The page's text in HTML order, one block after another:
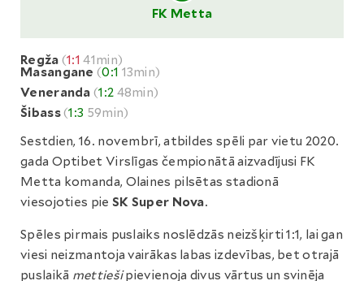
FK Metta
Regža (1:1 41min)
Masangane (0:1 13min)
Veneranda (1:2 48min)
Šibass(1:3 59min)
Sestdien, 16. novembrī, atbildes spēli par vietu 2020.
gada Optibet Virslīgas čempionātā aizvadījusi FK
Metta komanda, Olaines pilsētas stadionā
viesojoties pie SK Super Nova.
Spēles pirmais puslaiks noslēdzās neizšķirti 1:1, lai gan
viesi neizmantoja vairākas labas izdevības, bet otrajā
puslaikā mettiešipievienoja divus vārtus un svinēja